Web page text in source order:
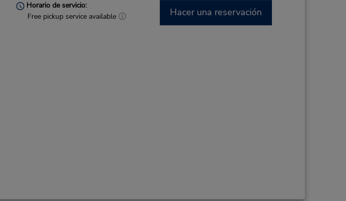
Horario de servicio:
Free pickup service available
Hacer una reservación